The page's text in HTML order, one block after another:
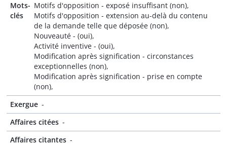
Mots-
clés
Motifs d'opposition - exposé insuffisant (non),
Motifs d'opposition - extension au-delà du contenu
de la demande telle que déposée (non),
Nouveauté - (oui),
Activité inventive - (oui),
Modification après signification - circonstances
exceptionnelles (non),
Modification après signification - prise en compte
(non),
Exergue -
Affaires citées -
Affaires citantes -